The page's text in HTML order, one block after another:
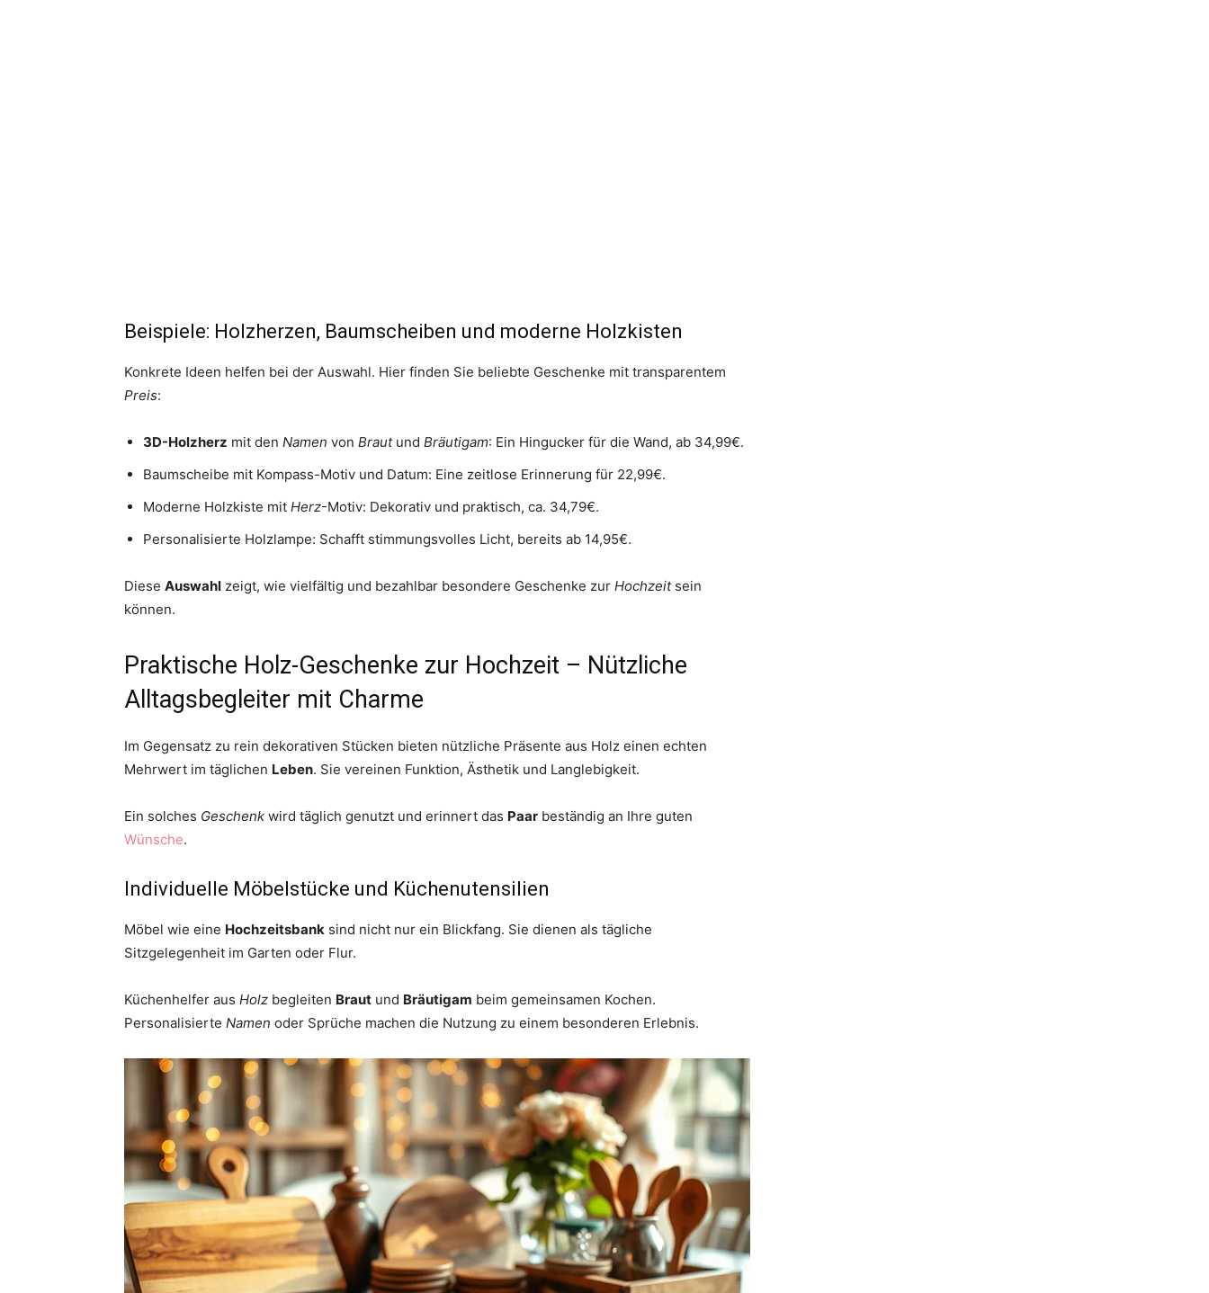
Beispiele: Holzherzen, Baumscheiben und moderne Holzkisten
Konkrete Ideen helfen bei der Auswahl. Hier finden Sie beliebte Geschenke mit transparentem
Preis:
3D-Holzherz mit den Namen von Brautund Bräutigam: Ein Hingucker für die Wand, ab 34,99€.
Baumscheibe mit Kompass-Motiv und Datum: Eine zeitlose Erinnerung für 22,99€.
Moderne Holzkiste mit Herz-Motiv: Dekorativ und praktisch, ca. 34,79€.
Personalisierte Holzlampe: Schafft stimmungsvolles Licht, bereits ab 14,95€.
Diese Auswahl zeigt, wie vielfältig und bezahlbar besondere Geschenke zur Hochzeitsein
können.
Praktische Holz-Geschenke zur Hochzeit – Nützliche
Alltagsbegleiter mit Charme
Im Gegensatz zu rein dekorativen Stücken bieten nützliche Präsente aus Holz einen echten
Mehrwert im täglichen Leben. Sie vereinen Funktion, Ästhetik und Langlebigkeit.
Ein solches Geschenk wird täglich genutzt und erinnert das Paar beständig an Ihre guten
Wünsche.
Individuelle Möbelstücke und Küchenutensilien
Möbel wie eine Hochzeitsbank sind nicht nur ein Blickfang. Sie dienen als tägliche
Sitzgelegenheit im Garten oder Flur.
Küchenhelfer aus Holz begleiten Braut und Bräutigam beim gemeinsamen Kochen.
Personalisierte Namen oder Sprüche machen die Nutzung zu einem besonderen Erlebnis.